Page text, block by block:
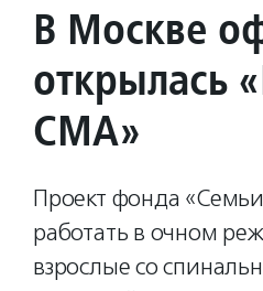
В Москве
открылась
СМА»
Проект фонда
работать в очном
взрослые со